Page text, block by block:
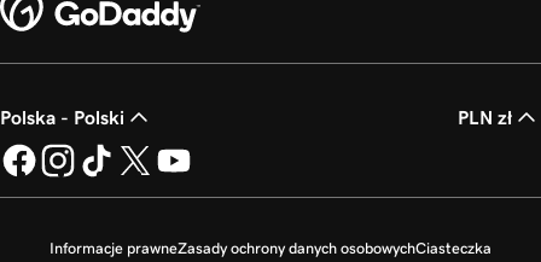
Polska - Polski PLN zł
Informacje prawneZasady ochrony danych osobowychCiasteczka